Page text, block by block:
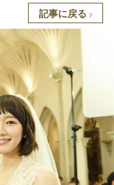
記事に戻る